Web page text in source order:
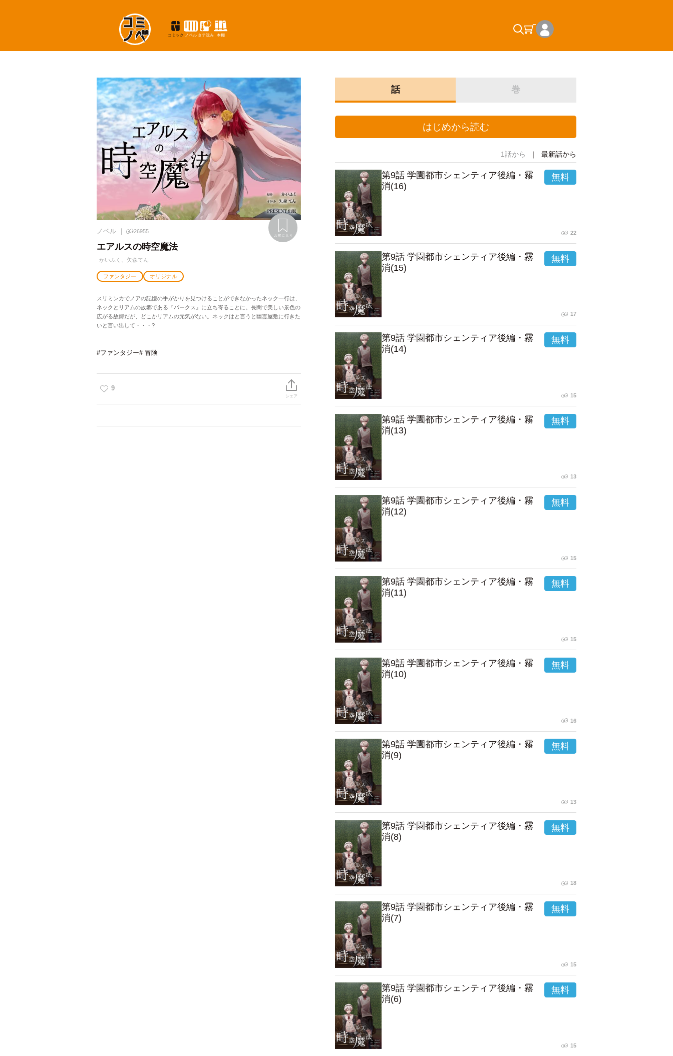
コミック ノベル タテ読み 本棚
ノベル 26955
エアルスの時空魔法
かいふく、矢森てん
ファンタジー オリジナル
スリミンカでノアの記憶の手がかりを見つけることができなかったネック一行は、
ネックとリアムの故郷である『パークス』に立ち寄ることに。長閑で美しい景色の
広がる故郷だが、どこかリアムの元気がない。ネックはと言うと幽霊屋敷に行きた
いと言い出して・・・?
#ファンタジー# 冒険
9
シェア
話 巻
はじめから読む
1話から 最新話から
第9話 学園都市シェンティア後編・霧
消(16)
22
第9話 学園都市シェンティア後編・霧
消(15)
17
第9話 学園都市シェンティア後編・霧
消(14)
15
第9話 学園都市シェンティア後編・霧
消(13)
13
第9話 学園都市シェンティア後編・霧
消(12)
15
第9話 学園都市シェンティア後編・霧
消(11)
15
第9話 学園都市シェンティア後編・霧
消(10)
16
第9話 学園都市シェンティア後編・霧
消(9)
13
第9話 学園都市シェンティア後編・霧
消(8)
18
第9話 学園都市シェンティア後編・霧
消(7)
15
第9話 学園都市シェンティア後編・霧
消(6)
15